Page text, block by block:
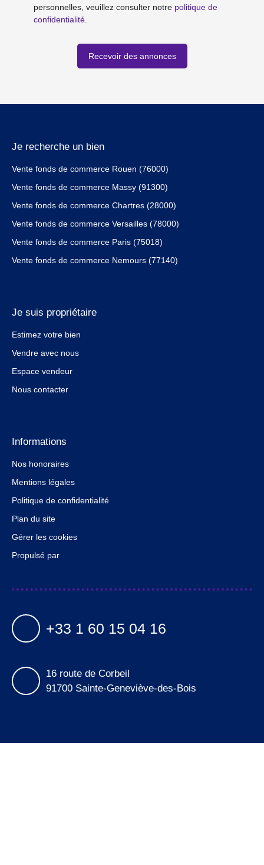
personnelles, veuillez consulter notre politique de
confidentialité
Recevoir des annonces
Je recherche un bien
Vente fonds de commerce Rouen (76000)
Vente fonds de commerce Massy (91300)
Vente fonds de commerce Chartres (28000)
Vente fonds de commerce Versailles (78000)
Vente fonds de commerce Paris (75018)
Vente fonds de commerce Nemours (77140)
Je suis propriétaire
Estimez votre bien
Vendre avec nous
Espace vendeur
Nous contacter
Informations
Nos honoraires
Mentions légales
Politique de confidentialité
Plan du site
Gérer les cookies
Propulsé par
+33 1 60 15 04 16
16 route de Corbeil
91700 Sainte-Geneviève-des-Bois